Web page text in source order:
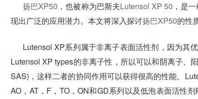
扬巴XP50 ，也被称为巴斯夫Lutensol XP 50 ，是
现出广泛的应用潜力。本文将深入探讨扬巴XP50的性
Lutensol XP系列属于非离子表面活性剂，因为其
Lutensol XP types的非离子性，所以可以和阴离子、
SAS)，这样二者的协同作用可以获得很高的性能。
AO，AT，F，TO，ON和GD系列以及低泡表面活性